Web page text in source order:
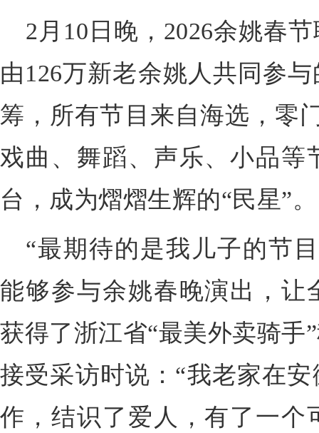
2月10日晚，2026余姚春
由126万新老余姚人共同参
筹，所有节目来自海选，零
戏曲、舞蹈、声乐、小品等
台，成为熠熠生辉的“民星”。
“最期待的是我儿子的节
能够参与余姚春晚演出，让
获得了浙江省“最美外卖骑手
接受采访时说：“我老家在
作，结识了爱人，有了一个